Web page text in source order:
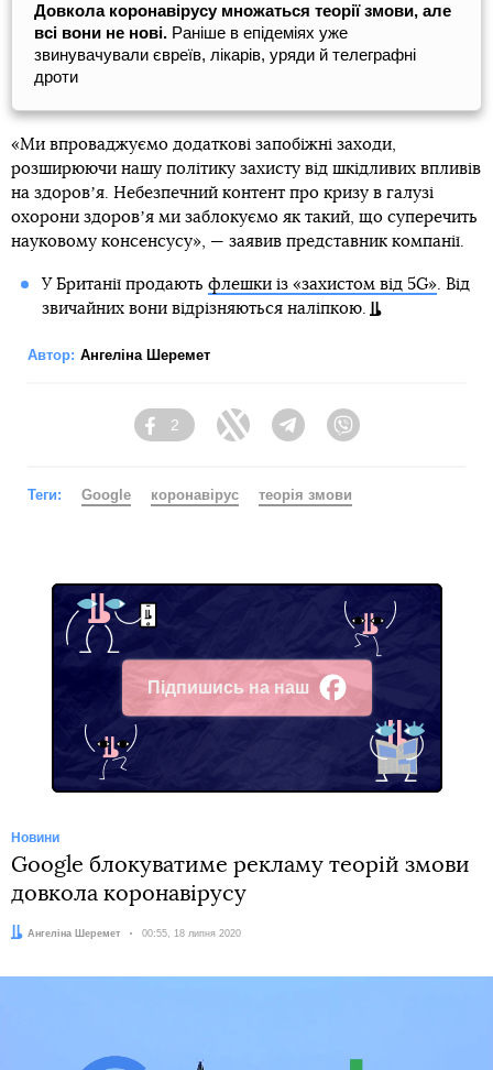
Довкола коронавірусу множаться теорії змови, але
всі вони не нові. Раніше в епідеміях уже
звинувачували євреїв, лікарів, уряди й телеграфні
дроти
«Ми впроваджуємо додаткові запобіжні заходи,
розширюючи нашу політику захисту від шкідливих впливів
на здоровʼя. Небезпечний контент про кризу в галузі
охорони здоровʼя ми заблокуємо як такий, що суперечить
науковому консенсусу», — заявив представник компанії.
У Британії продають флешки із «захистом від 5G». Від
звичайних вони відрізняються наліпкою.
Автор: Ангеліна Шеремет
Facebook
2
Twitter TelegramViber
Теги: Google коронавірус теорія змови
Підпишись на наш
Facebook
Новини
Google блокуватиме рекламу теорій змови
довкола коронавірусу
Автор:
Ангеліна Шеремет Дата:
00:55, 18 липня 2020